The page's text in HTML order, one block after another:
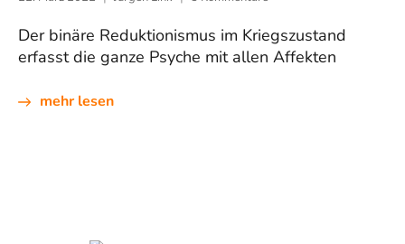
Der binäre Reduktionismus im Kriegszustand
erfasst die ganze Psyche mit allen Affekten
mehr lesen